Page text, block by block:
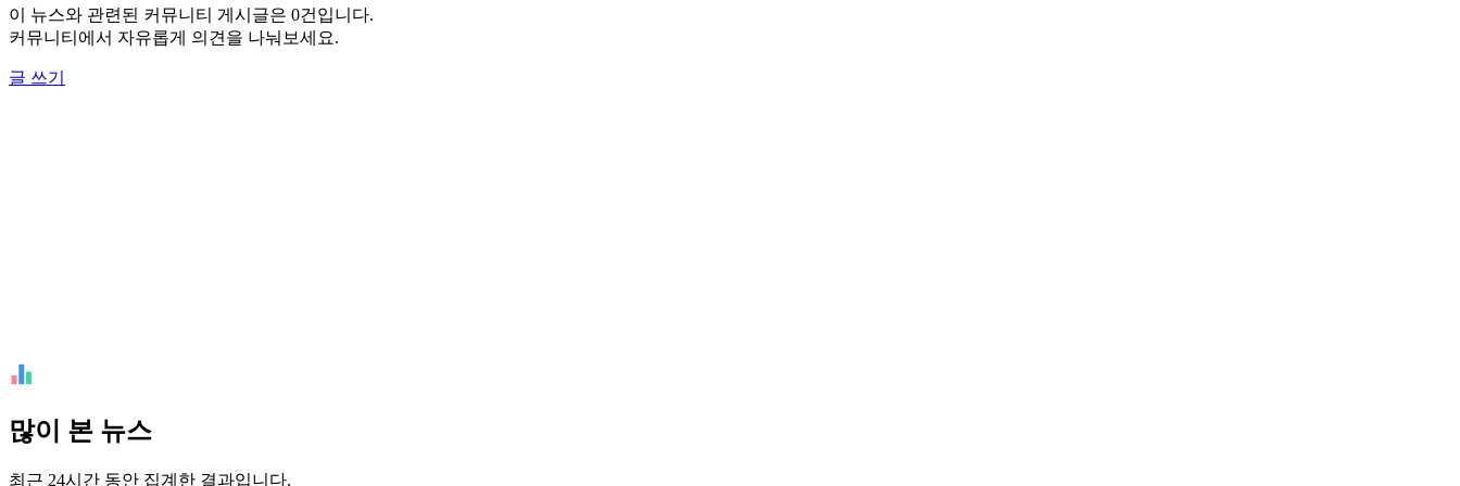
이 뉴스와 관련된 커뮤니티 게시글은 0건입니다.
커뮤니티에서 자유롭게 의견을 나눠보세요.
글 쓰기
많이 본 뉴스
최근 24시간 동안 집계한 결과입니다.